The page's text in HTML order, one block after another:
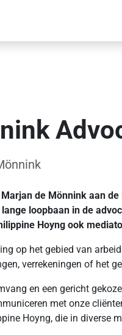
de Mönnink aan
loopbaan in de
Hoyng ook
op het gebied van
verrekeningen of het
en een gericht
met onze
Hoyng, die in diverse